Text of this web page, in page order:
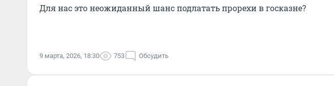
Для нас это неожиданный шанс подлатать прорехи в госказне?
9 марта, 2026, 18:30 753 Обсудить